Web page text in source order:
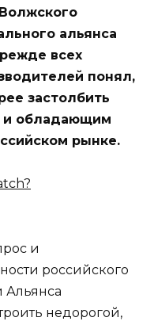
альянса
всех
понял,
застолбить
и обладающим
рынке.
и
российского
Альянса
недорогой,